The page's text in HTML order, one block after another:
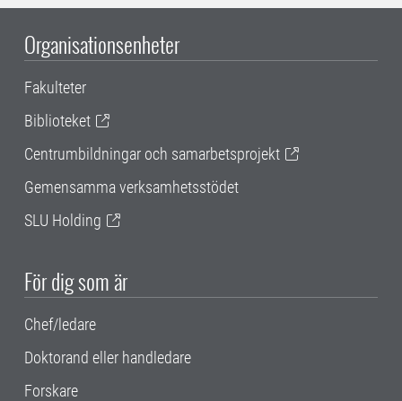
Organisationsenheter
Fakulteter
Biblioteket
Centrumbildningar och samarbetsprojekt
Gemensamma verksamhetsstödet
SLU Holding
För dig som är
Chef/ledare
Doktorand eller handledare
Forskare